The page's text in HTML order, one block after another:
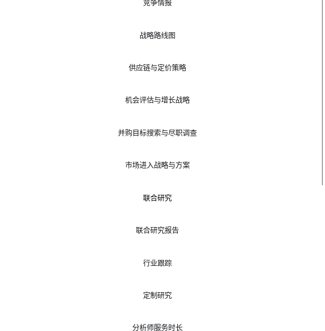
竞争情报
战略路线图
供应链与定价策略
机会评估与增长战略
并购目标搜索与尽职调查
市场进入战略与方案
联合研究
联合研究报告
行业跟踪
定制研究
分析师服务时长